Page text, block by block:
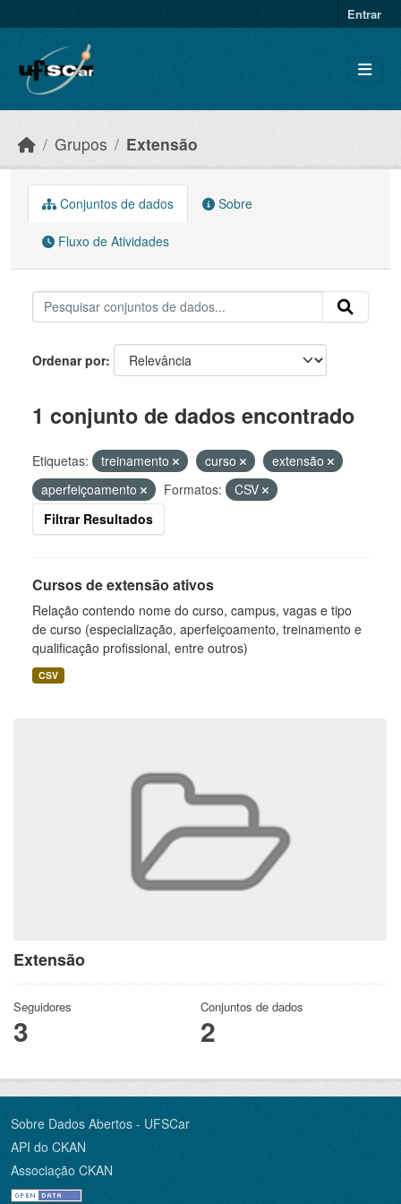
Entrar
Grupos Extensão
Extensão
Seguidores
3
Conjuntos de dados
2
Conjuntos de dados Sobre
Fluxo de Atividades
Ordenar por
1 conjunto de dados encontrado
Etiquetas: treinamento curso
extensão
aperfeiçoamento
Formatos:
CSV
Filtrar Resultados
Cursos de extensão ativos
Relação contendo nome do curso, campus, vagas e tipo
de curso (especialização, aperfeiçoamento, treinamento e
qualificação profissional, entre outros)
CSV
Sobre Dados Abertos - UFSCar
API do CKAN
Associação CKAN